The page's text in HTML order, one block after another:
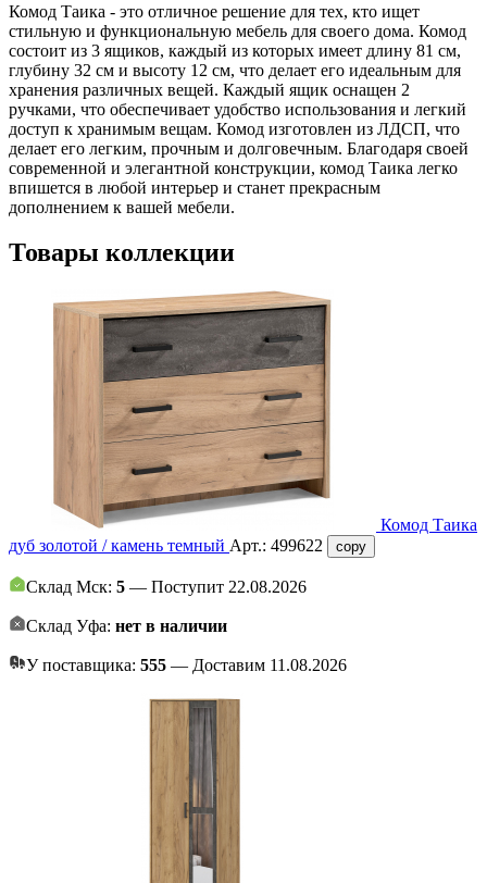
Комод Таика - это отличное решение для тех, кто ищет
стильную и функциональную мебель для своего дома. Комод
состоит из 3 ящиков, каждый из которых имеет длину 81 см,
глубину 32 см и высоту 12 см, что делает его идеальным для
хранения различных вещей. Каждый ящик оснащен 2
ручками, что обеспечивает удобство использования и легкий
доступ к хранимым вещам. Комод изготовлен из ЛДСП, что
делает его легким, прочным и долговечным. Благодаря своей
современной и элегантной конструкции, комод Таика легко
впишется в любой интерьер и станет прекрасным
дополнением к вашей мебели.
Товары коллекции
Комод Таика
дуб золотой / камень темный Арт.: 499622 copy
Склад Мск: 5 — Поступит 22.08.2026
Склад Уфа: нет в наличии
У поставщика: 555 — Доставим 11.08.2026